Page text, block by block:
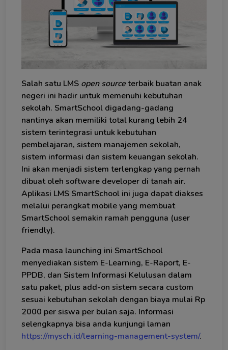
Salah satu LMS open sourceterbaik buatan anak
negeri ini hadir untuk memenuhi kebutuhan
sekolah. SmartSchool digadang-gadang
nantinya akan memiliki total kurang lebih 24
sistem terintegrasi untuk kebutuhan
pembelajaran, sistem manajemen sekolah,
sistem informasi dan sistem keuangan sekolah.
Ini akan menjadi sistem terlengkap yang pernah
dibuat oleh software developer di tanah air.
Aplikasi LMS SmartSchool ini juga dapat diakses
melalui perangkat mobile yang membuat
SmartSchool semakin ramah pengguna (user
friendly).
Pada masa launching ini SmartSchool
menyediakan sistem E-Learning, E-Raport, E-
PPDB, dan Sistem Informasi Kelulusan dalam
satu paket, plus add-on sistem secara custom
sesuai kebutuhan sekolah dengan biaya mulai Rp
2000 per siswa per bulan saja. Informasi
selengkapnya bisa anda kunjungi laman
https://mysch.id/learning-management-system/.